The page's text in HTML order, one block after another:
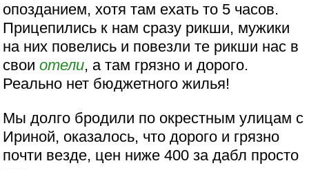
опозданием, хотя там ехать то 5 часов.
Прицепились к нам сразу рикши, мужики
на них повелись и повезли те рикши нас в
своиотели, а там грязно и дорого.
Реально нет бюджетного жилья!
Мы долго бродили по окрестным улицам с
Ириной, оказалось, что дорого и грязно
почти везде, цен ниже 400 за дабл просто